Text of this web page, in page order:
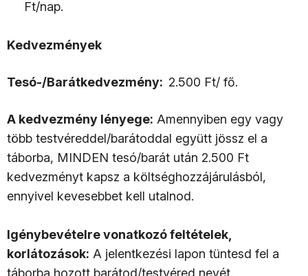
Ft/nap.
Kedvezmények
Tesó-/Barátkedvezmény: 2.500 Ft/ fő.
A kedvezmény lényege: Amennyiben egy vagy
több testvéreddel/barátoddal együtt jössz el a
táborba, MINDEN tesó/barát után 2.500 Ft
kedvezményt kapsz a költséghozzájárulásból,
ennyivel kevesebbet kell utalnod.
Igénybevételre vonatkozó feltételek,
korlátozások: A jelentkezési lapon tüntesd fel a
táborba hozott barátod/testvéred nevét.